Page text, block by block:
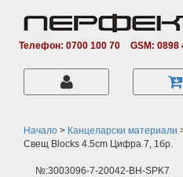
Телефон: 0700 100 70 GSM: 0898
Начало > Канцеларски материали
Свещ Blocks 4.5cm Цифра 7, 1бр.
№:3003096-7-20042-BH-SPK7